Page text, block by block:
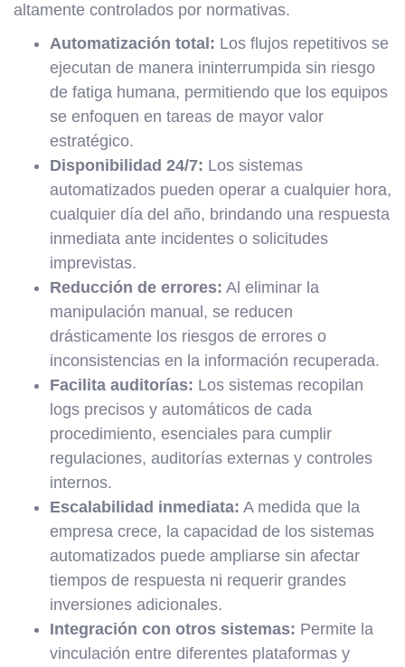
altamente controlados por normativas.
Automatización total: Los flujos repetitivos se
ejecutan de manera ininterrumpida sin riesgo
de fatiga humana, permitiendo que los equipos
se enfoquen en tareas de mayor valor
estratégico.
Disponibilidad 24/7: Los sistemas
automatizados pueden operar a cualquier hora,
cualquier día del año, brindando una respuesta
inmediata ante incidentes o solicitudes
imprevistas.
Reducción de errores: Al eliminar la
manipulación manual, se reducen
drásticamente los riesgos de errores o
inconsistencias en la información recuperada.
Facilita auditorías: Los sistemas recopilan
logs precisos y automáticos de cada
procedimiento, esenciales para cumplir
regulaciones, auditorías externas y controles
internos.
Escalabilidad inmediata: A medida que la
empresa crece, la capacidad de los sistemas
automatizados puede ampliarse sin afectar
tiempos de respuesta ni requerir grandes
inversiones adicionales.
Integración con otros sistemas: Permite la
vinculación entre diferentes plataformas y